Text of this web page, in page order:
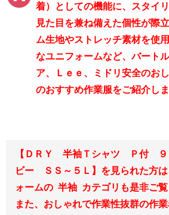
レディース作業着
ブルゾン
春夏長袖
秋冬長袖
秋冬長袖
春夏半袖
スモック
春夏長袖
シ
長
半
着）としての機能に、スタイ
見た目を兼ね備えた個性が際
ム生地やストレッチ素材を使
なユニフォームなど、バート
ア、Ｌｅｅ、ミドリ安全のお
のおすすめ作業服をご紹介しま
【ＤＲＹ 半袖Ｔシャツ Ｐ付
ビー ＳＳ～５Ｌ】を見られた方
ォームの 半袖 カテゴリも是非ご覧
また、おしゃれで作業性抜群の作